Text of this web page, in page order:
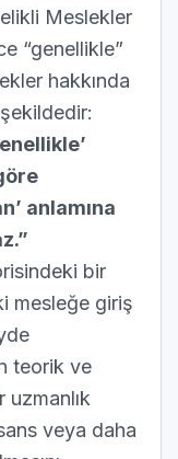
Meslekler
“genellikle”
hakkında
anlamına
bir
mesleğe giriş
teorik ve
uzmanlık
veya daha